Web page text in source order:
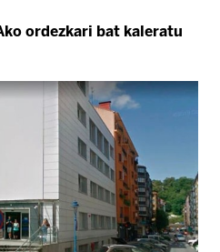
ordezkari bat kaleratu